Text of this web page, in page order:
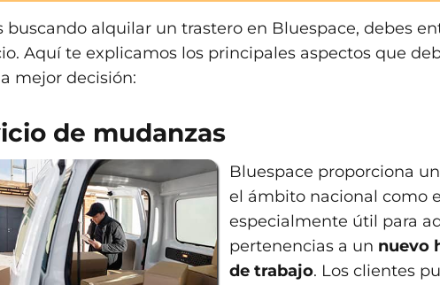
buscando alquilar un trastero en Bluespace, debes
Aquí te explicamos los principales aspectos que
mejor decisión:
de mudanzas
Bluespace proporciona un
el ámbito nacional como
especialmente útil para
pertenencias a un nuevo
de trabajo. Los clientes